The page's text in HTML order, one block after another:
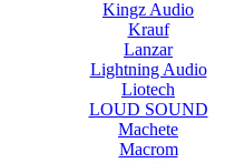
Kingz Audio
Krauf
Lanzar
Lightning Audio
Liotech
LOUD SOUND
Machete
Macrom